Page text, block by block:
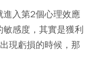
入第2個心理效應
敏感度，其實是獲利
現虧損的時候，那